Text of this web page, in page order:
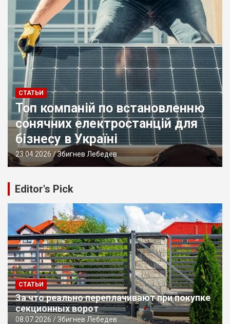
СТАТЬИ
Лучшие магазины паяльных
станций: рейтинг 2026 года
13.04.2026 Збигнев Лебедев
Editor's Pick
СТАТЬИ
За что реально переплачивают при покупке
секционных ворот
08.07.2026 Збигнев Лебедев